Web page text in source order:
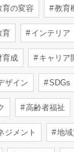
の変容 教育
育 インテリア
成 キャリア
ザイン SDGs
高齢者福祉
ジメント 地域